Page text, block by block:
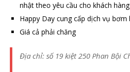
nhật theo yêu cầu cho khách hàng
Happy Day cung cấp dịch vụ
Giá cả phải chăng
Địa chỉ: số 19 kiệt 250 Phan Bội